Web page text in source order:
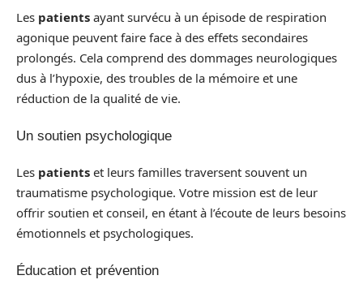
Les patients ayant survécu à un épisode de respiration
agonique peuvent faire face à des effets secondaires
prolongés. Cela comprend des dommages neurologiques
dus à l’hypoxie, des troubles de la mémoire et une
réduction de la qualité de vie.
Un soutien psychologique
Les patients et leurs familles traversent souvent un
traumatisme psychologique. Votre mission est de leur
offrir soutien et conseil, en étant à l’écoute de leurs besoins
émotionnels et psychologiques.
Éducation et prévention